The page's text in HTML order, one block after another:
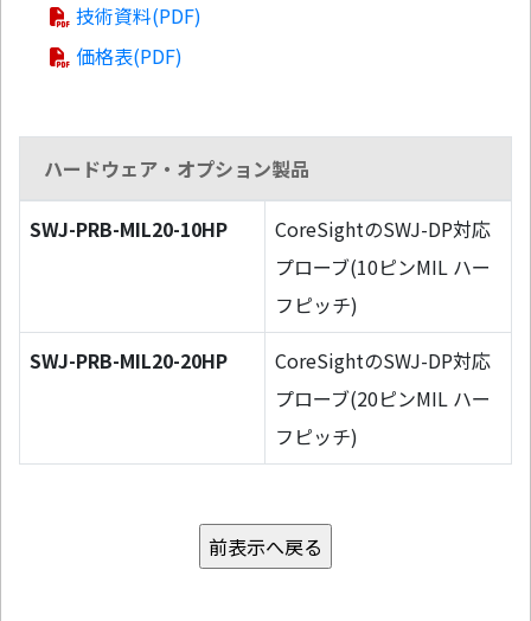
技術資料(PDF)
価格表(PDF)
ハードウェア・オプション製品
SWJ-PRB-MIL20-10HP
CoreSightのSWJ-DP対応
プローブ(10ピンMIL ハー
フピッチ)
SWJ-PRB-MIL20-20HP
CoreSightのSWJ-DP対応
プローブ(20ピンMIL ハー
フピッチ)